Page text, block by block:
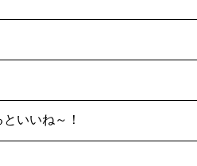
いいね～！